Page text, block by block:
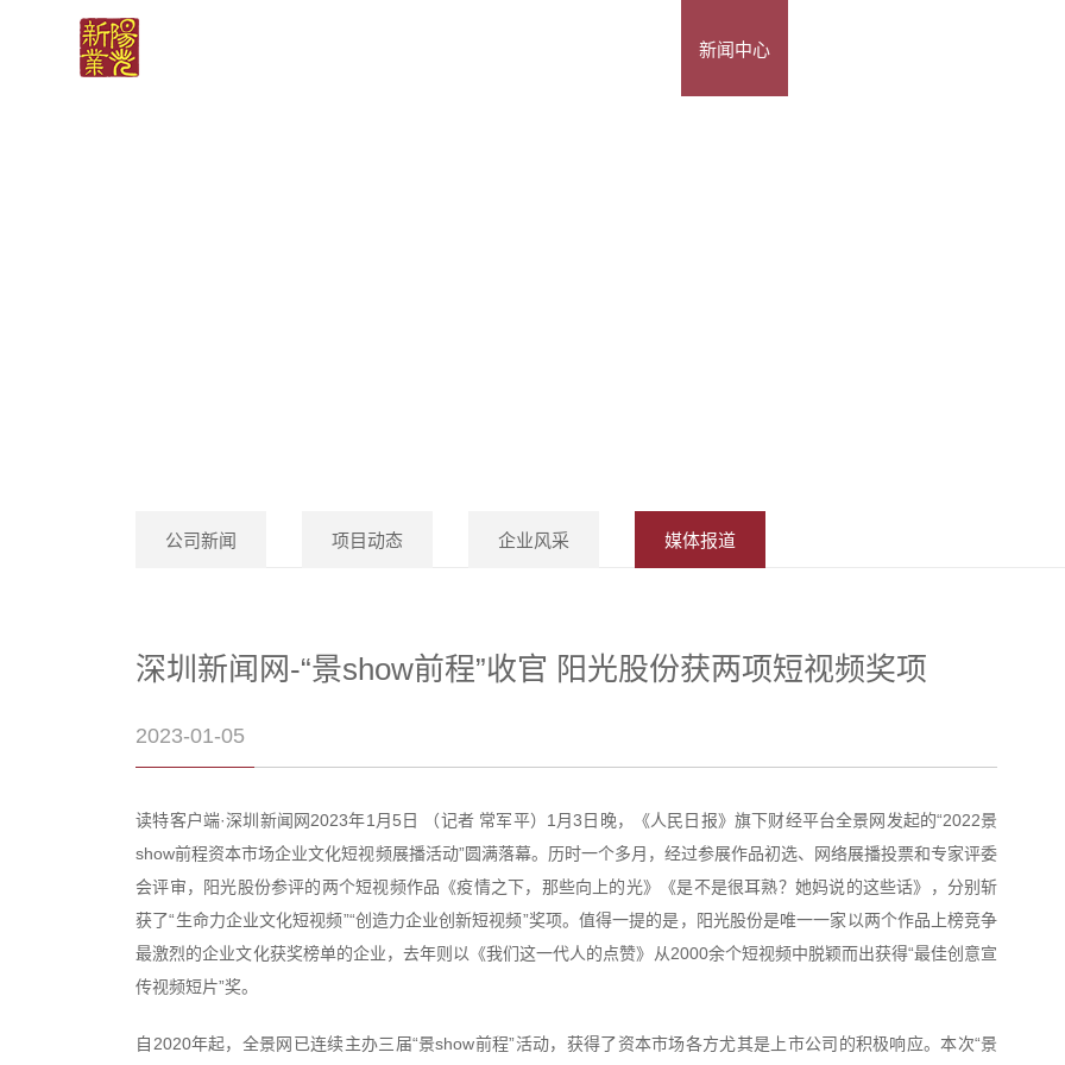
新闻中心
公司新闻 项目动态 企业风采 媒体报道
深圳新闻网-“景show前程”收官 阳光股份获两项短视频奖项
2023-01-05
读特客户端·深圳新闻网2023年1月5日 （记者 常军平）1月3日晚，《人民日报》旗下财经平台全景网发起的“2022景
show前程资本市场企业文化短视频展播活动”圆满落幕。历时一个多月，经过参展作品初选、网络展播投票和专家评委
会评审，阳光股份参评的两个短视频作品《疫情之下，那些向上的光》《是不是很耳熟？她妈说的这些话》，分别斩
获了“生命力企业文化短视频”“创造力企业创新短视频”奖项。值得一提的是，阳光股份是唯一一家以两个作品上榜竞争
最激烈的企业文化获奖榜单的企业，去年则以《我们这一代人的点赞》从2000余个短视频中脱颖而出获得“最佳创意宣
传视频短片”奖。
自2020年起，全景网已连续主办三届“景show前程”活动，获得了资本市场各方尤其是上市公司的积极响应。本次“景